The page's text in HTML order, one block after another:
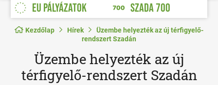
EU PÁLYÁZATOK
SZADA 700
Kezdőlap Hírek
Üzembe helyezték az új térfigyelő-
rendszert Szadán
Üzembe helyezték az új
térfigyelő-rendszert Szadán